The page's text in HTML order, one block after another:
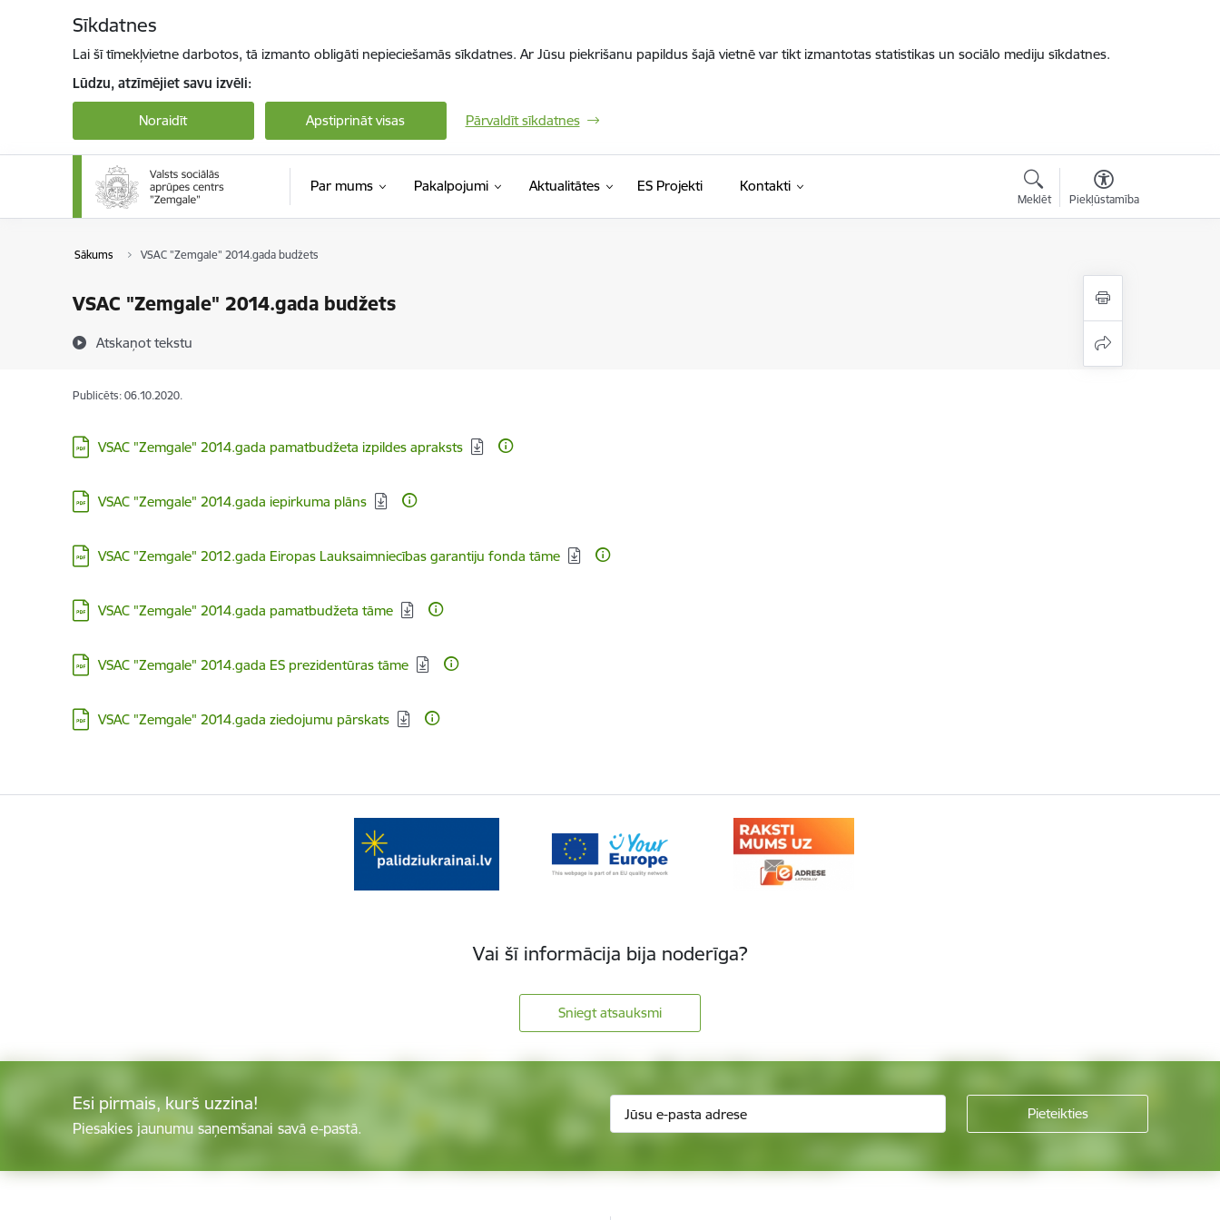
Sīkdatnes
Lai šī tīmekļvietne darbotos, tā izmanto obligāti nepieciešamās sīkdatnes. Ar Jūsu piekrišanu papildus šajā vietnē var tikt izmantotas statistikas un sociālo mediju sīkdatnes.
Lūdzu, atzīmējiet savu izvēli:
Noraidīt Apstiprināt visas Pārvaldīt sīkdatnes
Par mums Pakalpojumi Aktualitātes ES Projekti Kontakti
Meklēt Piekļūstamība
Sākums VSAC "Zemgale" 2014.gada budžets
VSAC "Zemgale" 2014.gada budžets
Atskaņot tekstu
Publicēts: 06.10.2020.
Lejupielādēt:
VSAC "Zemgale" 2014.gada pamatbudžeta izpildes apraksts
Lejupielādēt:
VSAC "Zemgale" 2014.gada iepirkuma plāns
Lejupielādēt:
VSAC "Zemgale" 2012.gada Eiropas Lauksaimniecības garantiju fonda tāme
Lejupielādēt:
VSAC "Zemgale" 2014.gada pamatbudžeta tāme
Lejupielādēt:
VSAC "Zemgale" 2014.gada ES prezidentūras tāme
Lejupielādēt:
VSAC "Zemgale" 2014.gada ziedojumu pārskats
Vai šī informācija bija noderīga?
Sniegt atsauksmi
Esi pirmais, kurš uzzina!
Piesakies jaunumu saņemšanai savā e-pastā.